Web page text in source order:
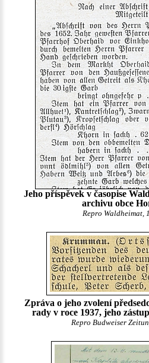
Jeho příspěvek v časopise
archivu obce
Repro Waldheimat,
Zpráva o jeho zvolení
rady v roce 1937, jeho
Repro Budweiser